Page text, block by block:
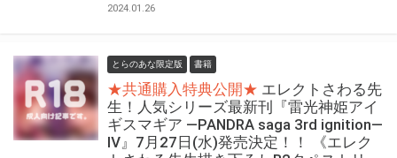
2024.01.26
とらのあな限定版 書籍
★共通購入特典公開★ エレクトさわる先
生！人気シリーズ最新刊『雷光神姫アイ
ギスマギア ―PANDRA saga 3rd ignition―
Ⅳ』7月27日(水)発売決定！！ 《エレク